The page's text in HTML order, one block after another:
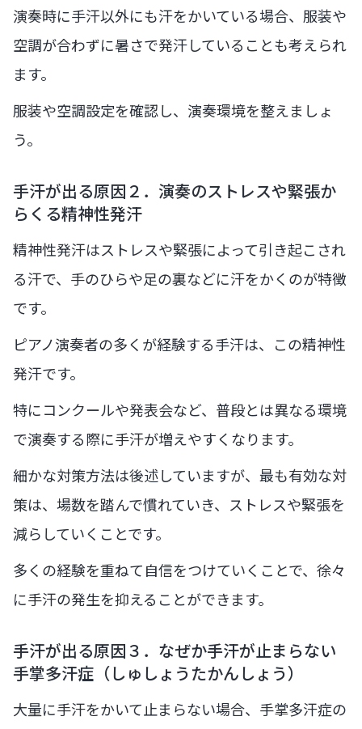
演奏時に手汗以外にも汗をかいている場合、服装や
空調が合わずに暑さで発汗していることも考えられ
ます。
服装や空調設定を確認し、演奏環境を整えましょ
う。
手汗が出る原因２．演奏のストレスや緊張か
らくる精神性発汗
精神性発汗はストレスや緊張によって引き起こされ
る汗で、手のひらや足の裏などに汗をかくのが特徴
です。
ピアノ演奏者の多くが経験する手汗は、この精神性
発汗です。
特にコンクールや発表会など、普段とは異なる環境
で演奏する際に手汗が増えやすくなります。
細かな対策方法は後述していますが、最も有効な対
策は、場数を踏んで慣れていき、ストレスや緊張を
減らしていくことです。
多くの経験を重ねて自信をつけていくことで、徐々
に手汗の発生を抑えることができます。
手汗が出る原因３．なぜか手汗が止まらない
手掌多汗症（しゅしょうたかんしょう）
大量に手汗をかいて止まらない場合、手掌多汗症の